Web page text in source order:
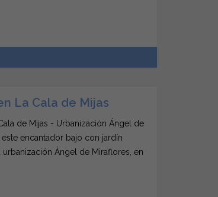
La Cala de Mijas
de Mijas - Urbanización Ángel de
encantador bajo con jardín
Ángel de Miraflores, en
superficie de 83 m², este hogar